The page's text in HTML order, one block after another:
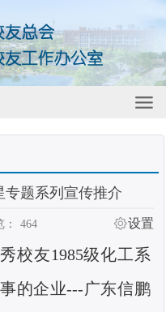
题系列宣传推介
464 设置
校友1985级化工系
的企业---广东信鹏